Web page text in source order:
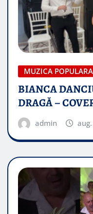
MUZICA POPULARA
BIANCA
DRAGĂ –
admin